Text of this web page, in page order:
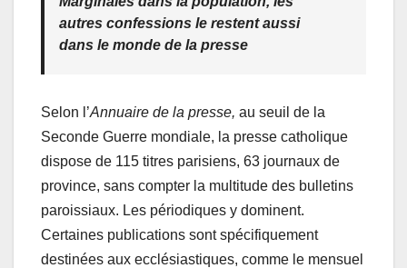
autres confessions le restent aussi
dans le monde de la presse
Selon l’Annuaire de la presse, au seuil de la
Seconde Guerre mondiale, la presse catholique
dispose de 115 titres parisiens, 63 journaux de
province, sans compter la multitude des bulletins
paroissiaux. Les périodiques y dominent.
Certaines publications sont spécifiquement
destinées aux ecclésiastiques, comme le mensuel